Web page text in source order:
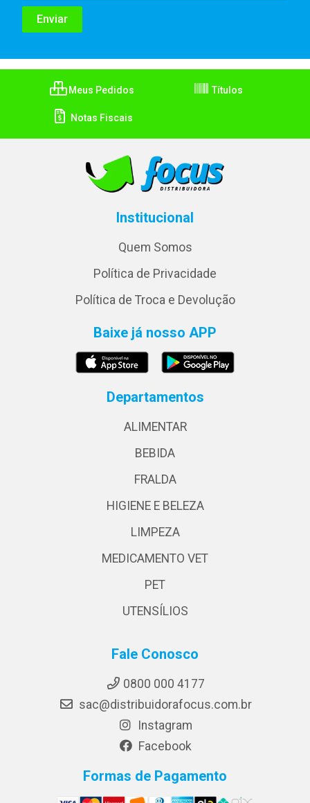
Meus Pedidos Títulos
Notas Fiscais
Institucional
Quem Somos
Política de Privacidade
Política de Troca e Devolução
Baixe já nosso APP
Departamentos
ALIMENTAR
BEBIDA
FRALDA
HIGIENE E BELEZA
LIMPEZA
MEDICAMENTO VET
PET
UTENSÍLIOS
Fale Conosco
0800 000 4177
sac@distribuidorafocus.com.br
Instagram
Facebook
Formas de Pagamento